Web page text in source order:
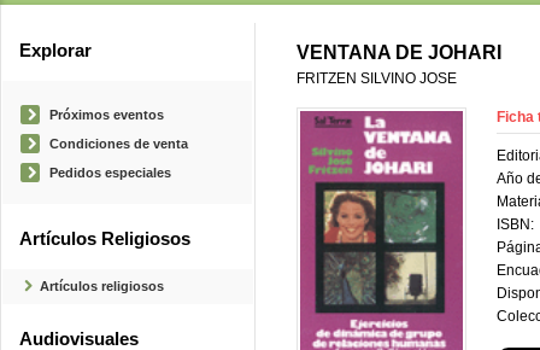
Explorar
Próximos eventos
Condiciones de venta
Pedidos especiales
Artículos Religiosos
Artículos religiosos
Audiovisuales
VENTANA DE JOHARI
FRITZEN SILVINO JOSE
Ficha
Año
ISBN: